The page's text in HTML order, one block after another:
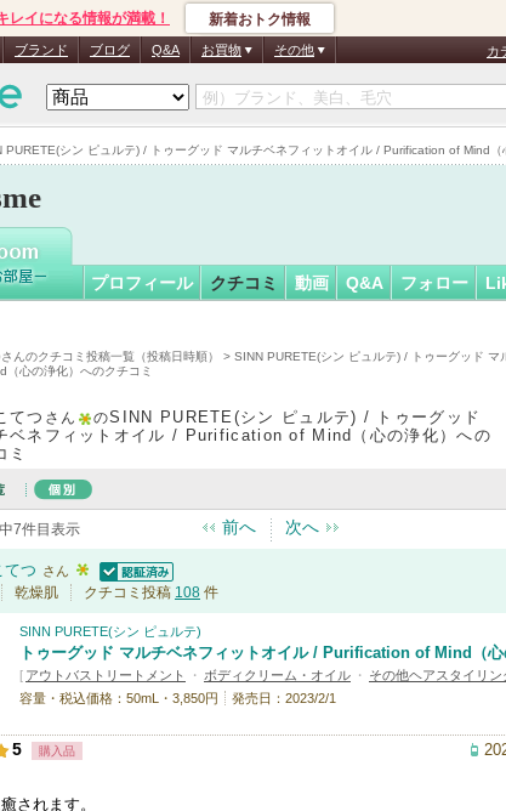
PURETE(シン ピュルテ) / トゥーグッド マルチベネフィットオイル / Purification of Mind
レイになる情報が満載！ 新着おトク情報
ブランド ブログ Q&A お買物 その他 カ
こてつさん
認
証
プロフィール クチコミ 動画 Q&A フォロー
んのクチコミ投稿一覧（投稿日時順）
> SINN PURETE(シン ピュルテ) / トゥーグッド マ
心の浄化）へのクチコミ
てつ さん のSINN PURETE(シン ピュルテ) / トゥーグッド
ベネフィットオイル / Purification of Mind（心の浄化）への
ミ
7件目表示 前へ 次へ
てつ さん
認証済
乾燥肌 クチコミ投稿 108 件
SINN PURETE(シン ピュルテ)
トゥーグッド マルチベネフィットオイル / Purification of Mind（心
[ アウトバストリートメント ・ ボディクリーム・オイル ・ その他ヘアスタイリン
容量・税込価格：50mL・3,850円
発売日：2023/2/1
5 購入品
されます。